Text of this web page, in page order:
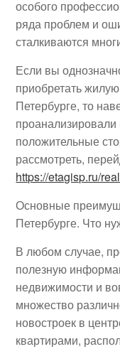
особого
ряда проблем и
сталкиваются
Если вы
приобретать
Петербурге, то
проанализировали
положительные
рассмотреть,
https://etagisp.ru/
Основные
Петербурге. Что
В любом случае,
полезную
недвижимости и
множество
новостроек в
квартирами,